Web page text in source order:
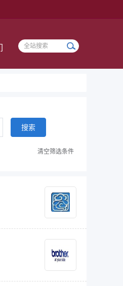
搜索
清空筛选条件